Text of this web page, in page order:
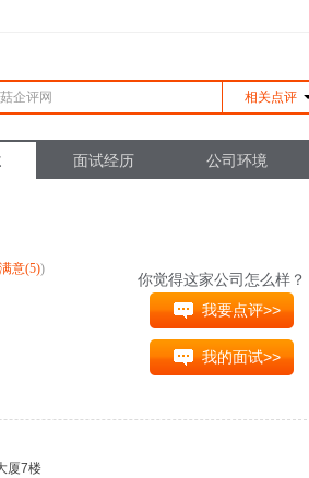
相关点评
面试经历 公司环境
意(5))
厦7楼
你觉得这家公司怎么样？
我要点评>>
我的面试>>